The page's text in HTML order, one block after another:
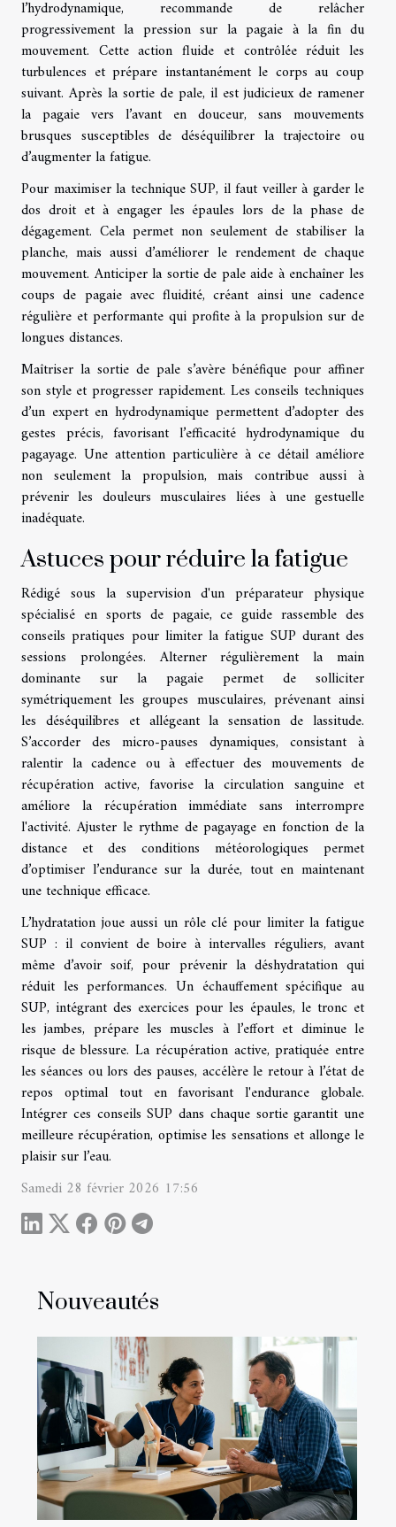
l’hydrodynamique, recommande de relâcher
progressivement la pression sur la pagaie à la fin du
mouvement. Cette action fluide et contrôlée réduit les
turbulences et prépare instantanément le corps au coup
suivant. Après la sortie de pale, il est judicieux de ramener
la pagaie vers l’avant en douceur, sans mouvements
brusques susceptibles de déséquilibrer la trajectoire ou
d’augmenter la fatigue.
Pour maximiser la technique SUP, il faut veiller à garder le
dos droit et à engager les épaules lors de la phase de
dégagement. Cela permet non seulement de stabiliser la
planche, mais aussi d’améliorer le rendement de chaque
mouvement. Anticiper la sortie de pale aide à enchaîner les
coups de pagaie avec fluidité, créant ainsi une cadence
régulière et performante qui profite à la propulsion sur de
longues distances.
Maîtriser la sortie de pale s’avère bénéfique pour affiner
son style et progresser rapidement. Les conseils techniques
d’un expert en hydrodynamique permettent d’adopter des
gestes précis, favorisant l’efficacité hydrodynamique du
pagayage. Une attention particulière à ce détail améliore
non seulement la propulsion, mais contribue aussi à
prévenir les douleurs musculaires liées à une gestuelle
inadéquate.
Astuces pour réduire la fatigue
Rédigé sous la supervision d'un préparateur physique
spécialisé en sports de pagaie, ce guide rassemble des
conseils pratiques pour limiter la fatigue SUP durant des
sessions prolongées. Alterner régulièrement la main
dominante sur la pagaie permet de solliciter
symétriquement les groupes musculaires, prévenant ainsi
les déséquilibres et allégeant la sensation de lassitude.
S’accorder des micro-pauses dynamiques, consistant à
ralentir la cadence ou à effectuer des mouvements de
récupération active, favorise la circulation sanguine et
améliore la récupération immédiate sans interrompre
l'activité. Ajuster le rythme de pagayage en fonction de la
distance et des conditions météorologiques permet
d’optimiser l’endurance sur la durée, tout en maintenant
une technique efficace.
L’hydratation joue aussi un rôle clé pour limiter la fatigue
SUP : il convient de boire à intervalles réguliers, avant
même d’avoir soif, pour prévenir la déshydratation qui
réduit les performances. Un échauffement spécifique au
SUP, intégrant des exercices pour les épaules, le tronc et
les jambes, prépare les muscles à l’effort et diminue le
risque de blessure. La récupération active, pratiquée entre
les séances ou lors des pauses, accélère le retour à l’état de
repos optimal tout en favorisant l'endurance globale.
Intégrer ces conseils SUP dans chaque sortie garantit une
meilleure récupération, optimise les sensations et allonge le
plaisir sur l’eau.
Samedi 28 février 2026 17:56
Nouveautés